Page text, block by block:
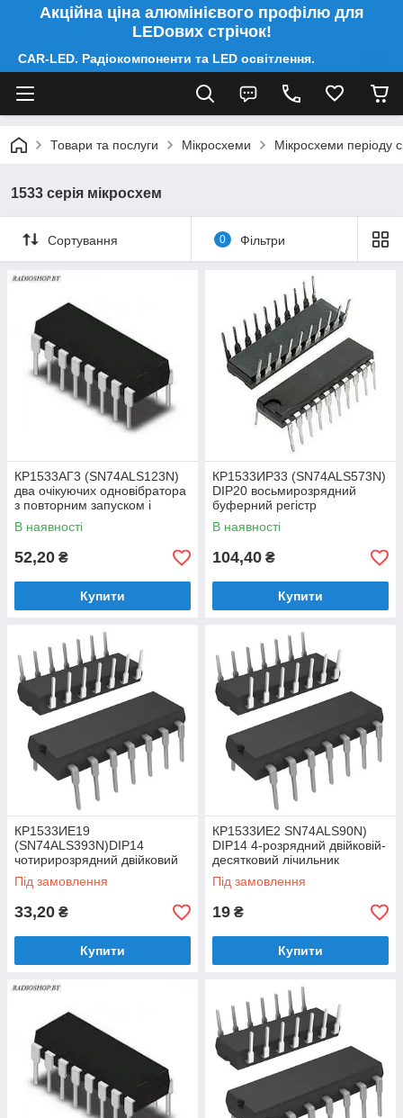
Акційна ціна алюмінієвого профілю для
LEDових стрічок!
CAR-LED. Радіокомпоненти та LED освітлення.
Товари та послуги Мікросхеми Мікросхеми періоду
1533 серія мікросхем
Сортування 0 Фільтри
КР1533АГ3 (SN74ALS123N)
два очікуючих одновібратора
з повторним запуском і
гасінням. серії ТТЛ
В наявності
52,20 ₴
Купити
КР1533ИР33 (SN74ALS573N)
DIP20 восьмирозрядний
буферний регістр
В наявності
104,40 ₴
Купити
КР1533ИЕ19
(SN74ALS393N)DIP14
чотирирозрядний двійковий
лічильник з індивідуальної
синхронізацією і скиданням
Під замовлення
33,20 ₴
Купити
КР1533ИЕ2 SN74ALS90N)
DIP14 4-розрядний двійковій-
десятковий лічильник
Під замовлення
19 ₴
Купити